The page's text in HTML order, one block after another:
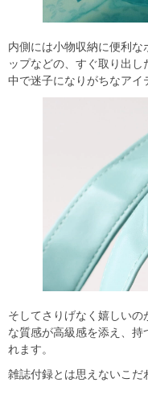
内側には小物収納に便利な
ップなどの、すぐ取り出
中で迷子になりがちなアイ
そしてさりげなく嬉しい
な質感が高級感を添え、持
れます。
雑誌付録とは思えないこだ